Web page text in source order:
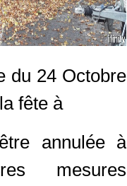
du 24 Octobre
fête à
annulée à
mesures